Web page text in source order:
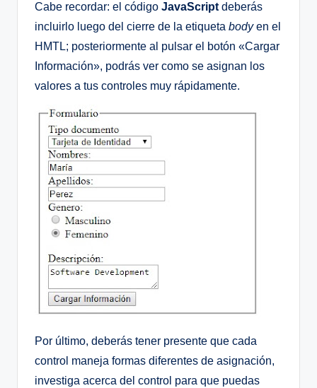
Cabe recordar: el código JavaScriptdeberás
incluirlo luego del cierre de la etiqueta bodyen el
HMTL; posteriormente al pulsar el botón «Cargar
Información», podrás ver como se asignan los
valores a tus controles muy rápidamente.
Por último, deberás tener presente que cada
control maneja formas diferentes de asignación,
investiga acerca del control para que puedas